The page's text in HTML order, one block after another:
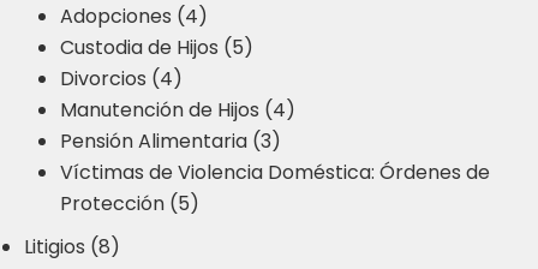
Adopciones (4)
Custodia de Hijos (5)
Divorcios (4)
Manutención de Hijos (4)
Pensión Alimentaria (3)
Víctimas de Violencia Doméstica: Órdenes de
Protección (5)
Litigios (8)